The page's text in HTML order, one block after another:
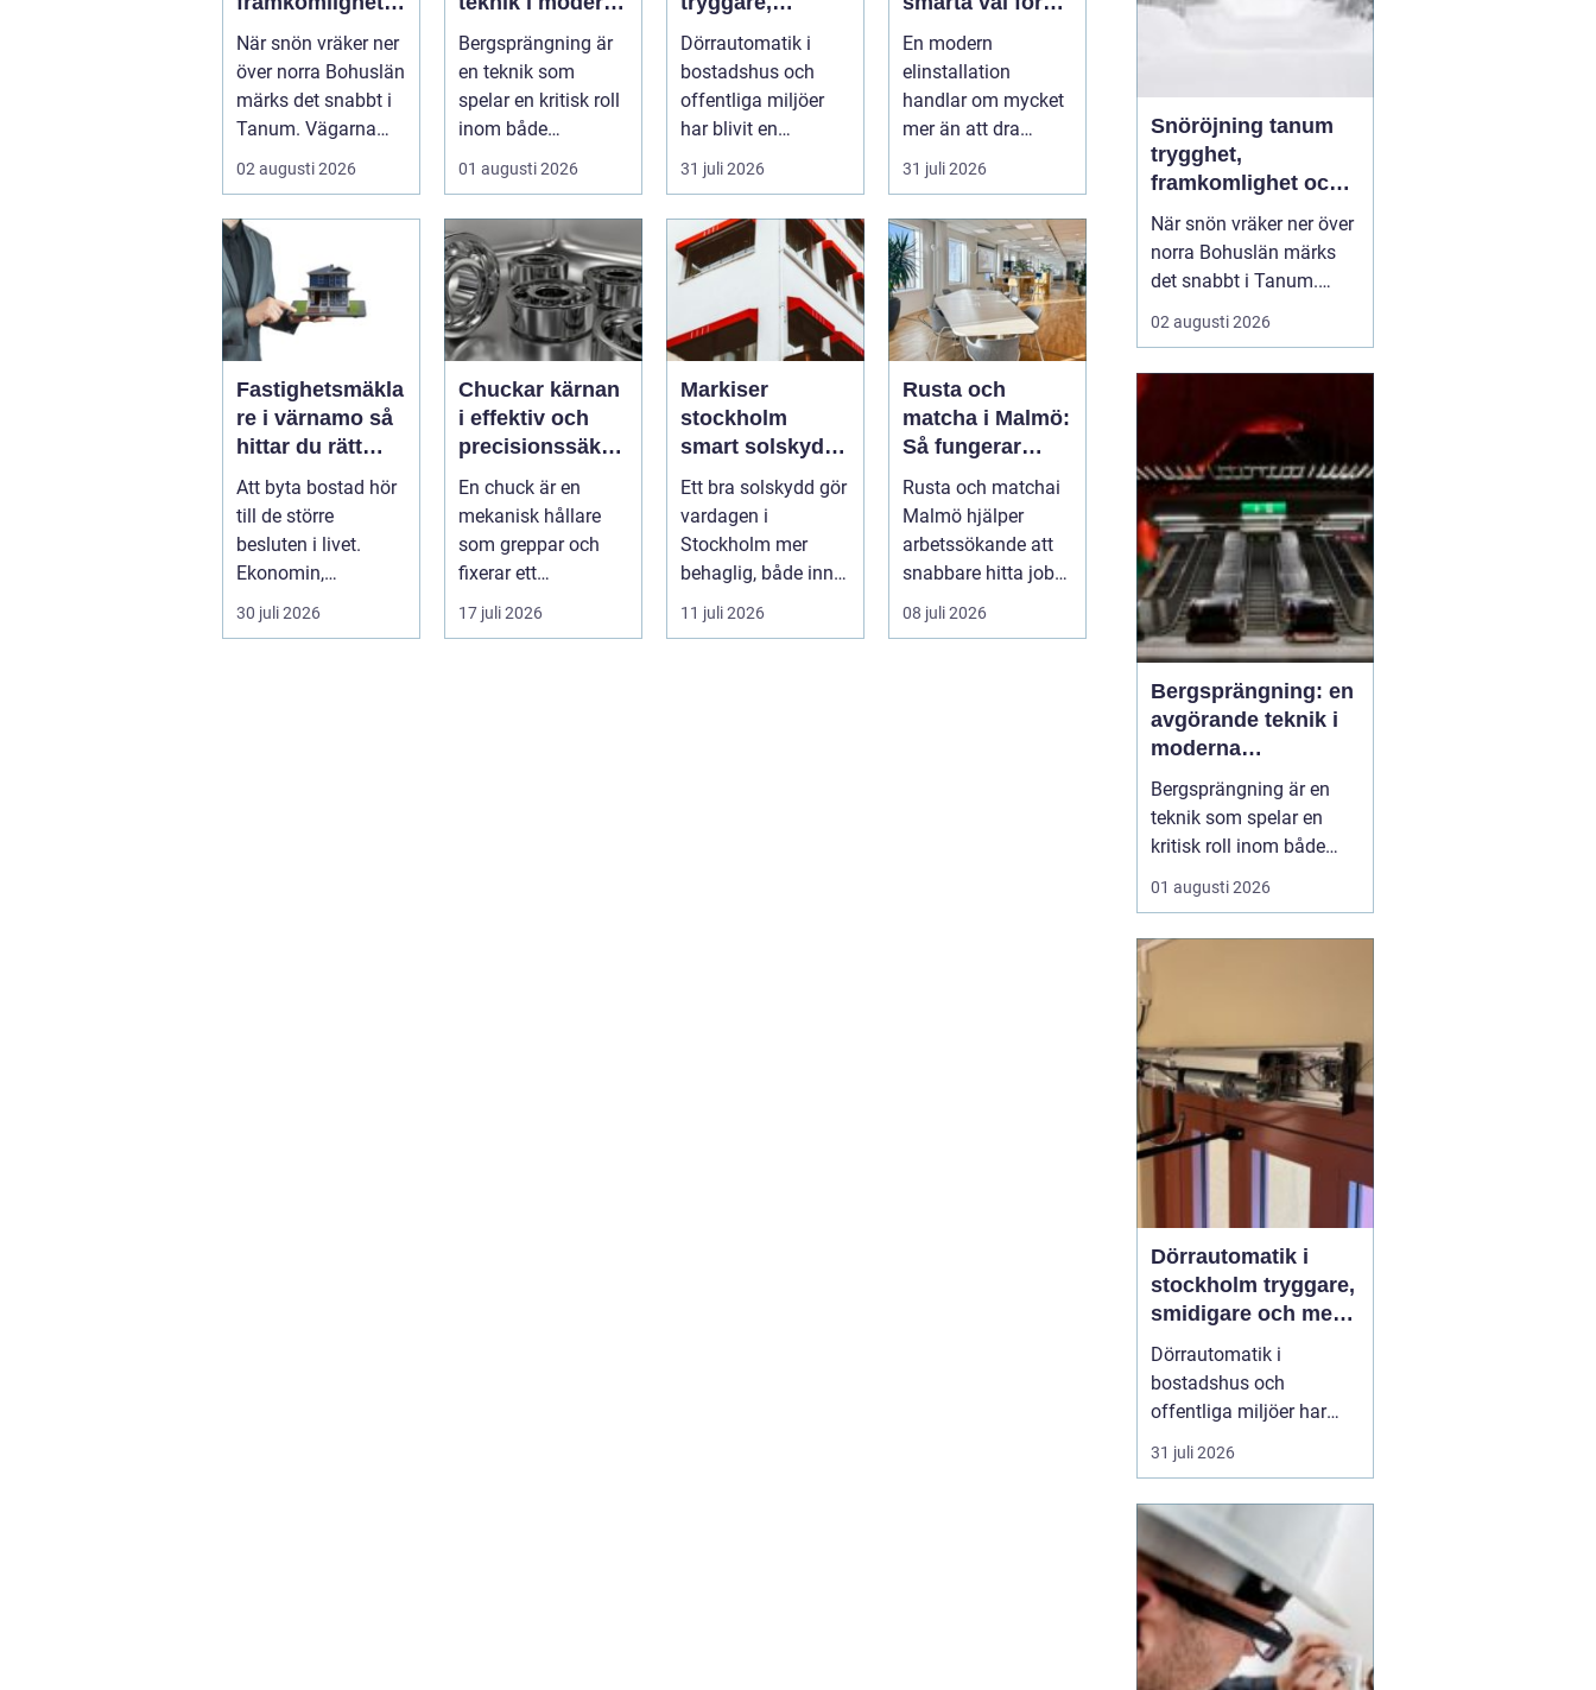
och mindre
stress i vintern
När snön vräker ner
över norra Bohuslän
märks det snabbt i
Tanum. Vägarna
blir smalare,
parkeringar ...
02 augusti 2026
byggprojekt
Bergsprängning är
en teknik som
spelar en kritisk roll
inom både
byggnads- och
infra...
01 augusti 2026
smidigare och
mer tillgängliga
entréer
Dörrautomatik i
bostadshus och
offentliga miljöer
har blivit en
självklar del av en
modern fastighet...
31 juli 2026
säkra och
energieffektiva
fastigheter
En modern
elinstallation
handlar om mycket
mer än att dra
kablar och sätta
upp uttag. I
Stockholms s...
31 juli 2026
Fastighetsmäkla
re i värnamo så
hittar du rätt
partner för din
bostadsaffär
Att byta bostad hör
till de större
besluten i livet.
Ekonomin,
känslorna och
vardagen vävs ihop
30 juli 2026
Chuckar kärnan
i effektiv och
precisionssäker
uppspänning
En chuck är en
mekanisk hållare
som greppar och
fixerar ett
arbetsstycke eller
ett verktyg, oftast i...
17 juli 2026
Markiser
stockholm
smart solskydd
för stadsliv och
uteplatser
Ett bra solskydd gör
vardagen i
Stockholm mer
behaglig, både inne
och ute. Somrarna
kan vara varma, ...
11 juli 2026
Rusta och
matcha i Malmö:
Så fungerar
stödet för dig
som söker jobb
Rusta och matchai
Malmö hjälper
arbetssökande att
snabbare hitta jobb
eller utbildnin...
08 juli 2026
Snöröjning tanum
trygghet,
framkomlighet och
mindre stress i
vintern
När snön vräker ner över
norra Bohuslän märks
det snabbt i Tanum.
Vägarna blir smalare,
parkeringar fylls igen
privatpersoner,
bostadsrättsföreningar
och företag kan snön bli
en säkerhetsrisk och en
...
02 augusti 2026
Bergsprängning: en
avgörande teknik i
moderna
byggprojekt
Bergsprängning är en
teknik som spelar en
kritisk roll inom både
byggnads- och
infrastrukturutveckling.
ned, vilket möjliggör
byggnation där natu...
01 augusti 2026
Dörrautomatik i
stockholm tryggare,
smidigare och mer
tillgängliga entréer
Dörrautomatik i
bostadshus och
offentliga miljöer har
blivit en självklar del av
en modern fastighet.
dörröppnare gör entréer
mer tillgängliga, ökar
tryggheten och minskar
slitaget på dörrar och
karmar. Särskilt i
Stockholmsområdet, där
31 juli 2026